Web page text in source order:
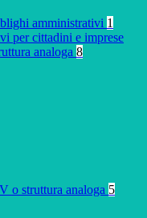
amministrativi 1
per cittadini e imprese
analoga 8
o struttura analoga 5